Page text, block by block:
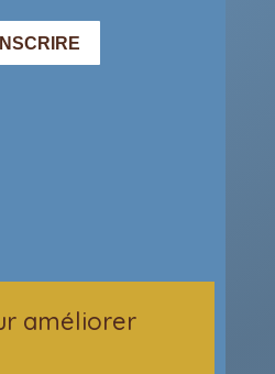
améliorer